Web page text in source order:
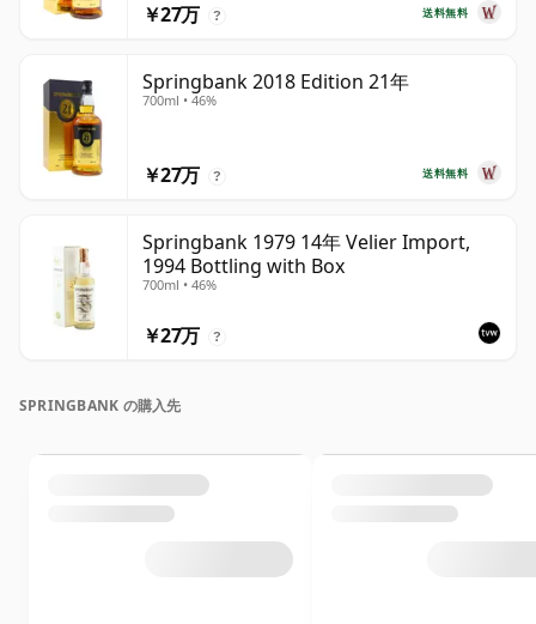
送料無料
￥27万 ?
Springbank 2018 Edition 21年
700ml • 46%
送料無料
￥27万 ?
Springbank 1979 14年 Velier Import,
1994 Bottling with Box
700ml • 46%
￥27万 ?
SPRINGBANK の購入先